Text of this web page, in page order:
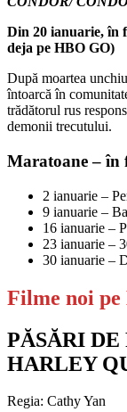
Din 20 ianuarie, în
deja pe HBO GO)
După moartea
întoarcă în
trădătorul rus
demonii trecutului.
Maratoane – în
2 ianuarie –
9 ianuarie –
16 ianuarie –
23 ianuarie –
30 ianuarie –
Filme noi pe
PĂSĂRI DE
HARLEY
Regia: Cathy Yan